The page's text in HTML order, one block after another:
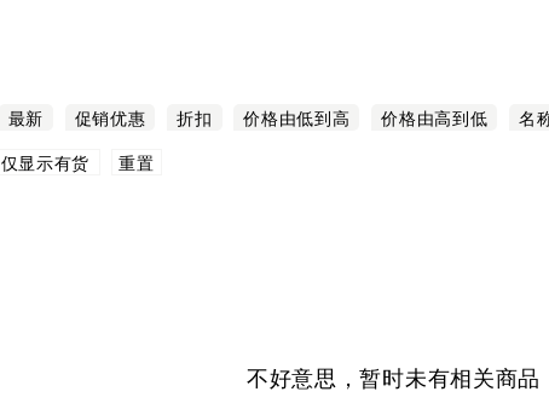
最新 促销优惠 折扣 价格由低到高 价格由高到低
名
仅显示有货 重置
不好意思，暂时未有相关商品